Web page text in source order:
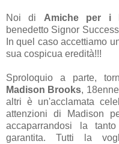
Noi di Amiche per i
benedetto Signor
In quel caso accettiamo
sua cospicua eredità!!!
Sproloquio a parte,
Madison Brooks,
altri è un'acclamata
attenzioni di Madison
accaparrandosi la
garantita. Tutti la